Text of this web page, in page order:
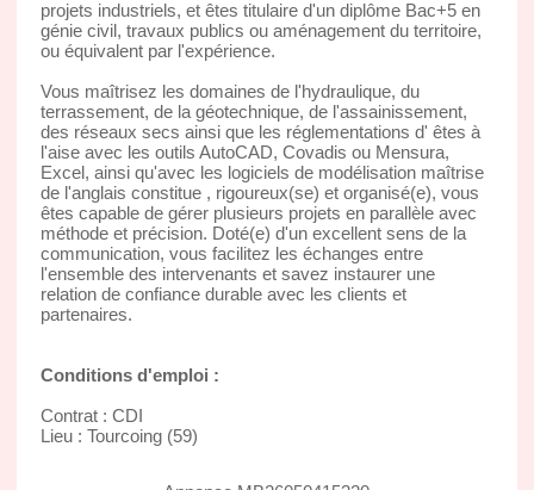
projets industriels, et êtes titulaire d'un diplôme Bac+5 en
génie civil, travaux publics ou aménagement du territoire,
ou équivalent par l'expérience.
Vous maîtrisez les domaines de l'hydraulique, du
terrassement, de la géotechnique, de l'assainissement,
des réseaux secs ainsi que les réglementations d' êtes à
l'aise avec les outils AutoCAD, Covadis ou Mensura,
Excel, ainsi qu'avec les logiciels de modélisation maîtrise
de l'anglais constitue , rigoureux(se) et organisé(e), vous
êtes capable de gérer plusieurs projets en parallèle avec
méthode et précision. Doté(e) d'un excellent sens de la
communication, vous facilitez les échanges entre
l'ensemble des intervenants et savez instaurer une
relation de confiance durable avec les clients et
partenaires.
Conditions d'emploi :
Contrat : CDI
Lieu : Tourcoing (59)